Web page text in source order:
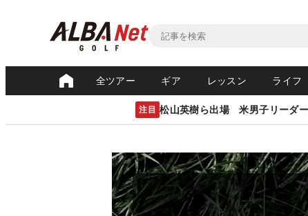
全ツアー ギア レッスン ライフ
注目 松山英樹ら出場 米男子リーダ